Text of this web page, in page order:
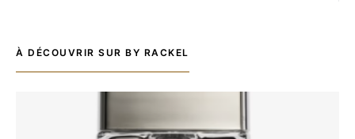
À DÉCOUVRIR SUR BY RACKEL